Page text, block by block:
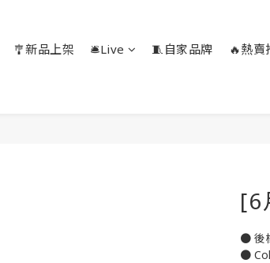
🎐新品上架 🛎️Live 🧵自家品牌 🔥熱賣
[6
● 後
●